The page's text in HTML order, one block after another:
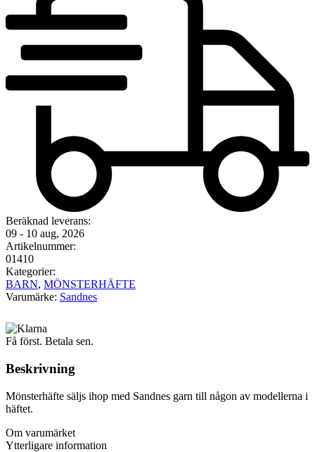
Beräknad leverans:
09 - 10 aug, 2026
Artikelnummer:
01410
Kategorier:
BARN, MÖNSTERHÄFTE
Varumärke: Sandnes
Få först. Betala sen.
Beskrivning
Mönsterhäfte säljs ihop med Sandnes garn till någon av modellerna i
häftet.
Om varumärket
Ytterligare information